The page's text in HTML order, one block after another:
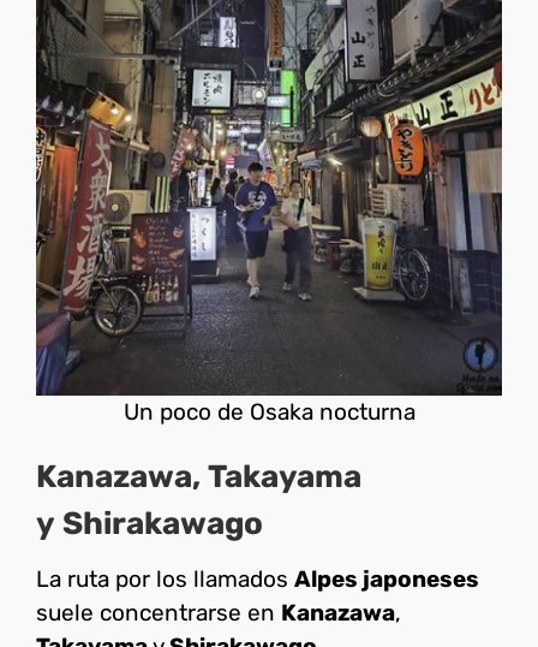
Un poco de Osaka nocturna
Kanazawa, Takayama
y Shirakawago
La ruta por los llamados Alpes japoneses
suele concentrarse en Kanazawa,